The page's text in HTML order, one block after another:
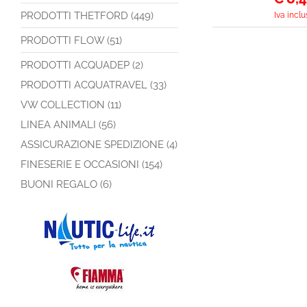
PRODOTTI THETFORD (449)
PRODOTTI FLOW (51)
PRODOTTI ACQUADEP (2)
PRODOTTI ACQUATRAVEL (33)
VW COLLECTION (11)
LINEA ANIMALI (56)
ASSICURAZIONE SPEDIZIONE (4)
FINESERIE E OCCASIONI (154)
BUONI REGALO (6)
Iva